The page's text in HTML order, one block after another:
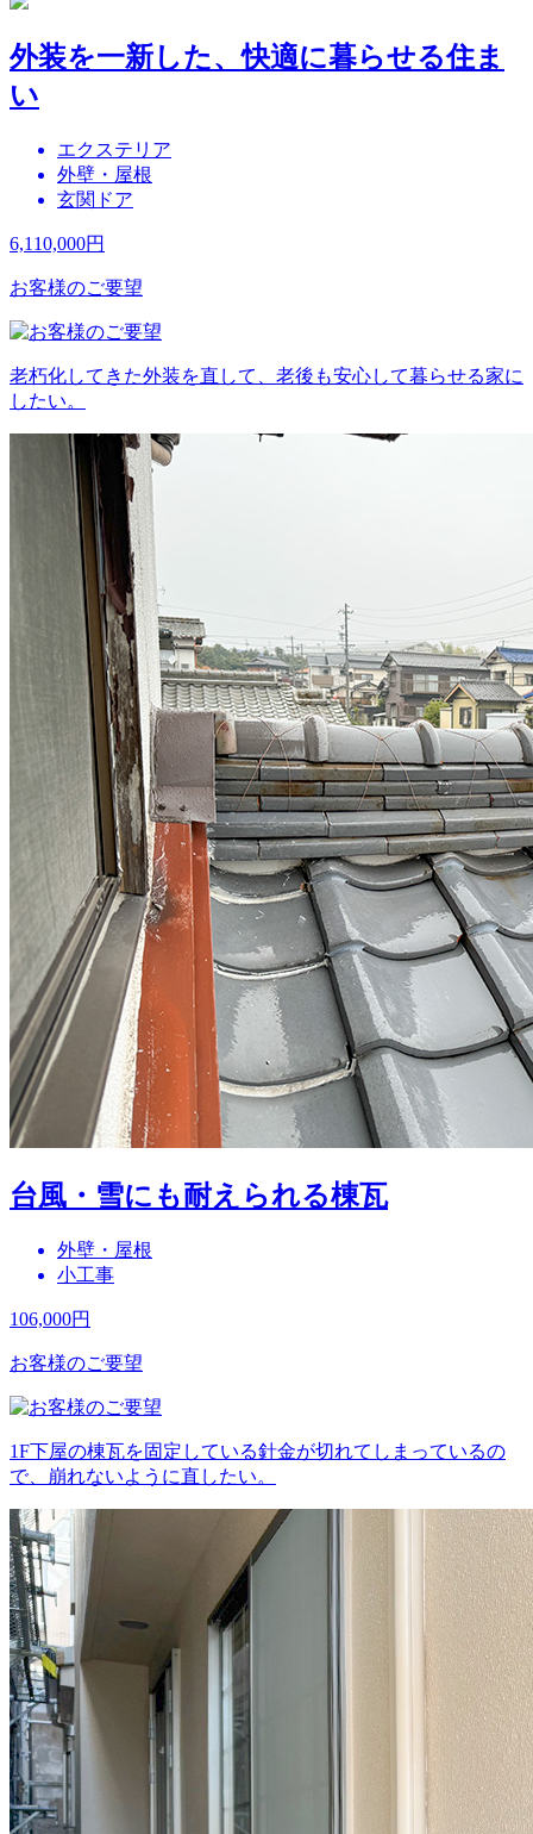
外装を一新した、快適に暮らせる住ま
い
エクステリア
外壁・屋根
玄関ドア
6,110,000円
お客様のご要望
老朽化してきた外装を直して、老後も安心して暮らせる家に
したい。
台風・雪にも耐えられる棟瓦
外壁・屋根
小工事
106,000円
お客様のご要望
1F下屋の棟瓦を固定している針金が切れてしまっているの
で、崩れないように直したい。